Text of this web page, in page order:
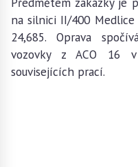
na silnici II/400 Medlice
24,685. Oprava
vozovky z ACO 16
souvisejících prací.